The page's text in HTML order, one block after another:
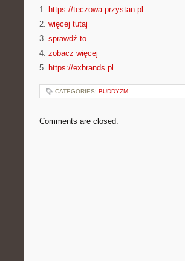
1. https://teczowa-przystan.pl
2. więcej tutaj
3. sprawdź to
4. zobacz więcej
5. https://exbrands.pl
CATEGORIES: BUDDYZM
Comments are closed.